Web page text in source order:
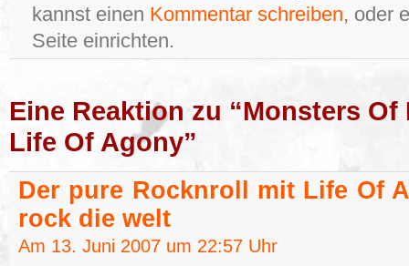
kannst einen Kommentar schreiben, oder
Seite einrichten.
Eine Reaktion zu “Monsters Of
Life Of Agony”
Der pure Rocknroll mit Life Of
rock die welt
Am 13. Juni 2007 um 22:57 Uhr